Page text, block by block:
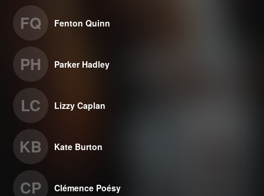
FQ Fenton Quinn
PH Parker Hadley
LC Lizzy Caplan
KB Kate Burton
CP Clémence Poésy